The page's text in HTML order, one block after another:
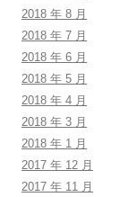
2018 年 8 月
2018 年 7 月
2018 年 6 月
2018 年 5 月
2018 年 4 月
2018 年 3 月
2018 年 1 月
2017 年 12 月
2017 年 11 月